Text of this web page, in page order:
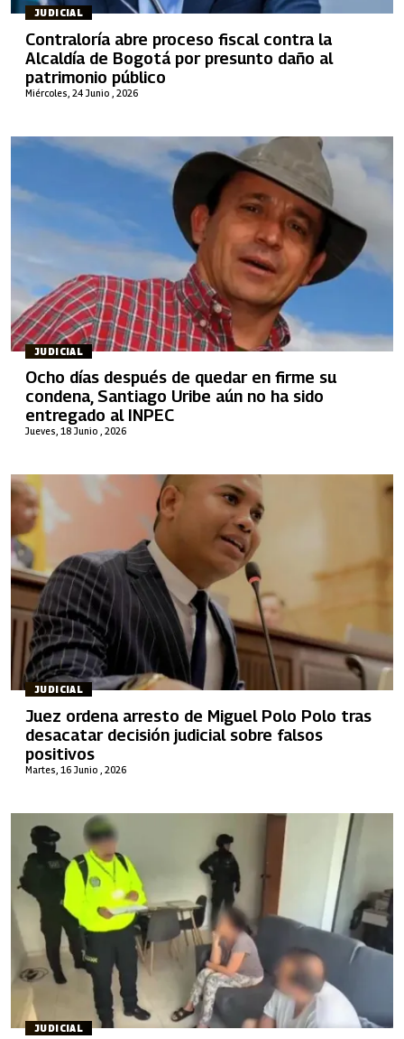
JUDICIAL
Miércoles, 24 Junio , 2026
Contraloría abre proceso fiscal contra la
Alcaldía de Bogotá por presunto daño al
patrimonio público
JUDICIAL
Jueves, 18 Junio , 2026
Ocho días después de quedar en firme su
condena, Santiago Uribe aún no ha sido
entregado al INPEC
JUDICIAL
Martes, 16 Junio , 2026
Juez ordena arresto de Miguel Polo Polo tras
desacatar decisión judicial sobre falsos
positivos
JUDICIAL